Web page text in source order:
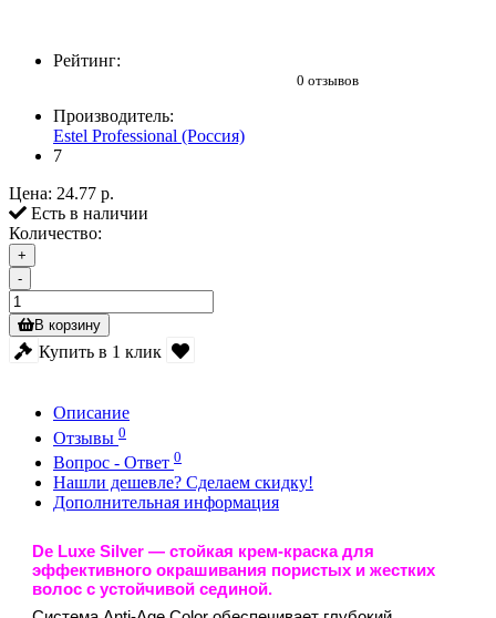
Рейтинг:
0 отзывов
Производитель:
Estel Professional (Россия)
7
Цена: 24.77 р.
Есть в наличии
Количество:
+
-
В корзину
Купить в 1 клик
Описание
Отзывы 0
Вопрос - Ответ 0
Нашли дешевле? Сделаем скидку!
Дополнительная информация
De Luxe Silver — стойкая крем-краска для
эффективного окрашивания пористых и жестких
волос с устойчивой сединой.